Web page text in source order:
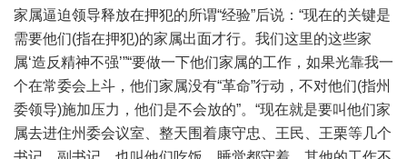
家属逼迫领导释放在押犯的所谓“经验”后说：“现在的关键是
需要他们(指在押犯)的家属出面才行。我们这里的这些家
属‘造反精神不强’”“要做一下他们家属的工作，如果光靠我一
个在常委会上斗，他们家属没有“革命”行动，不对他们(指州
委领导)施加压力，他们是不会放的”。“现在就是要叫他们家
属去进住州委会议室、整天围着康守忠、王民、王栗等几个